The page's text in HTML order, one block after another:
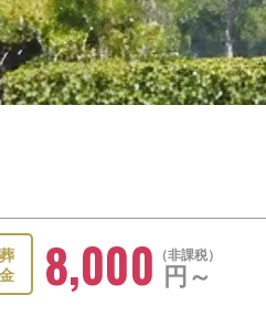
8,000 円～
非課税